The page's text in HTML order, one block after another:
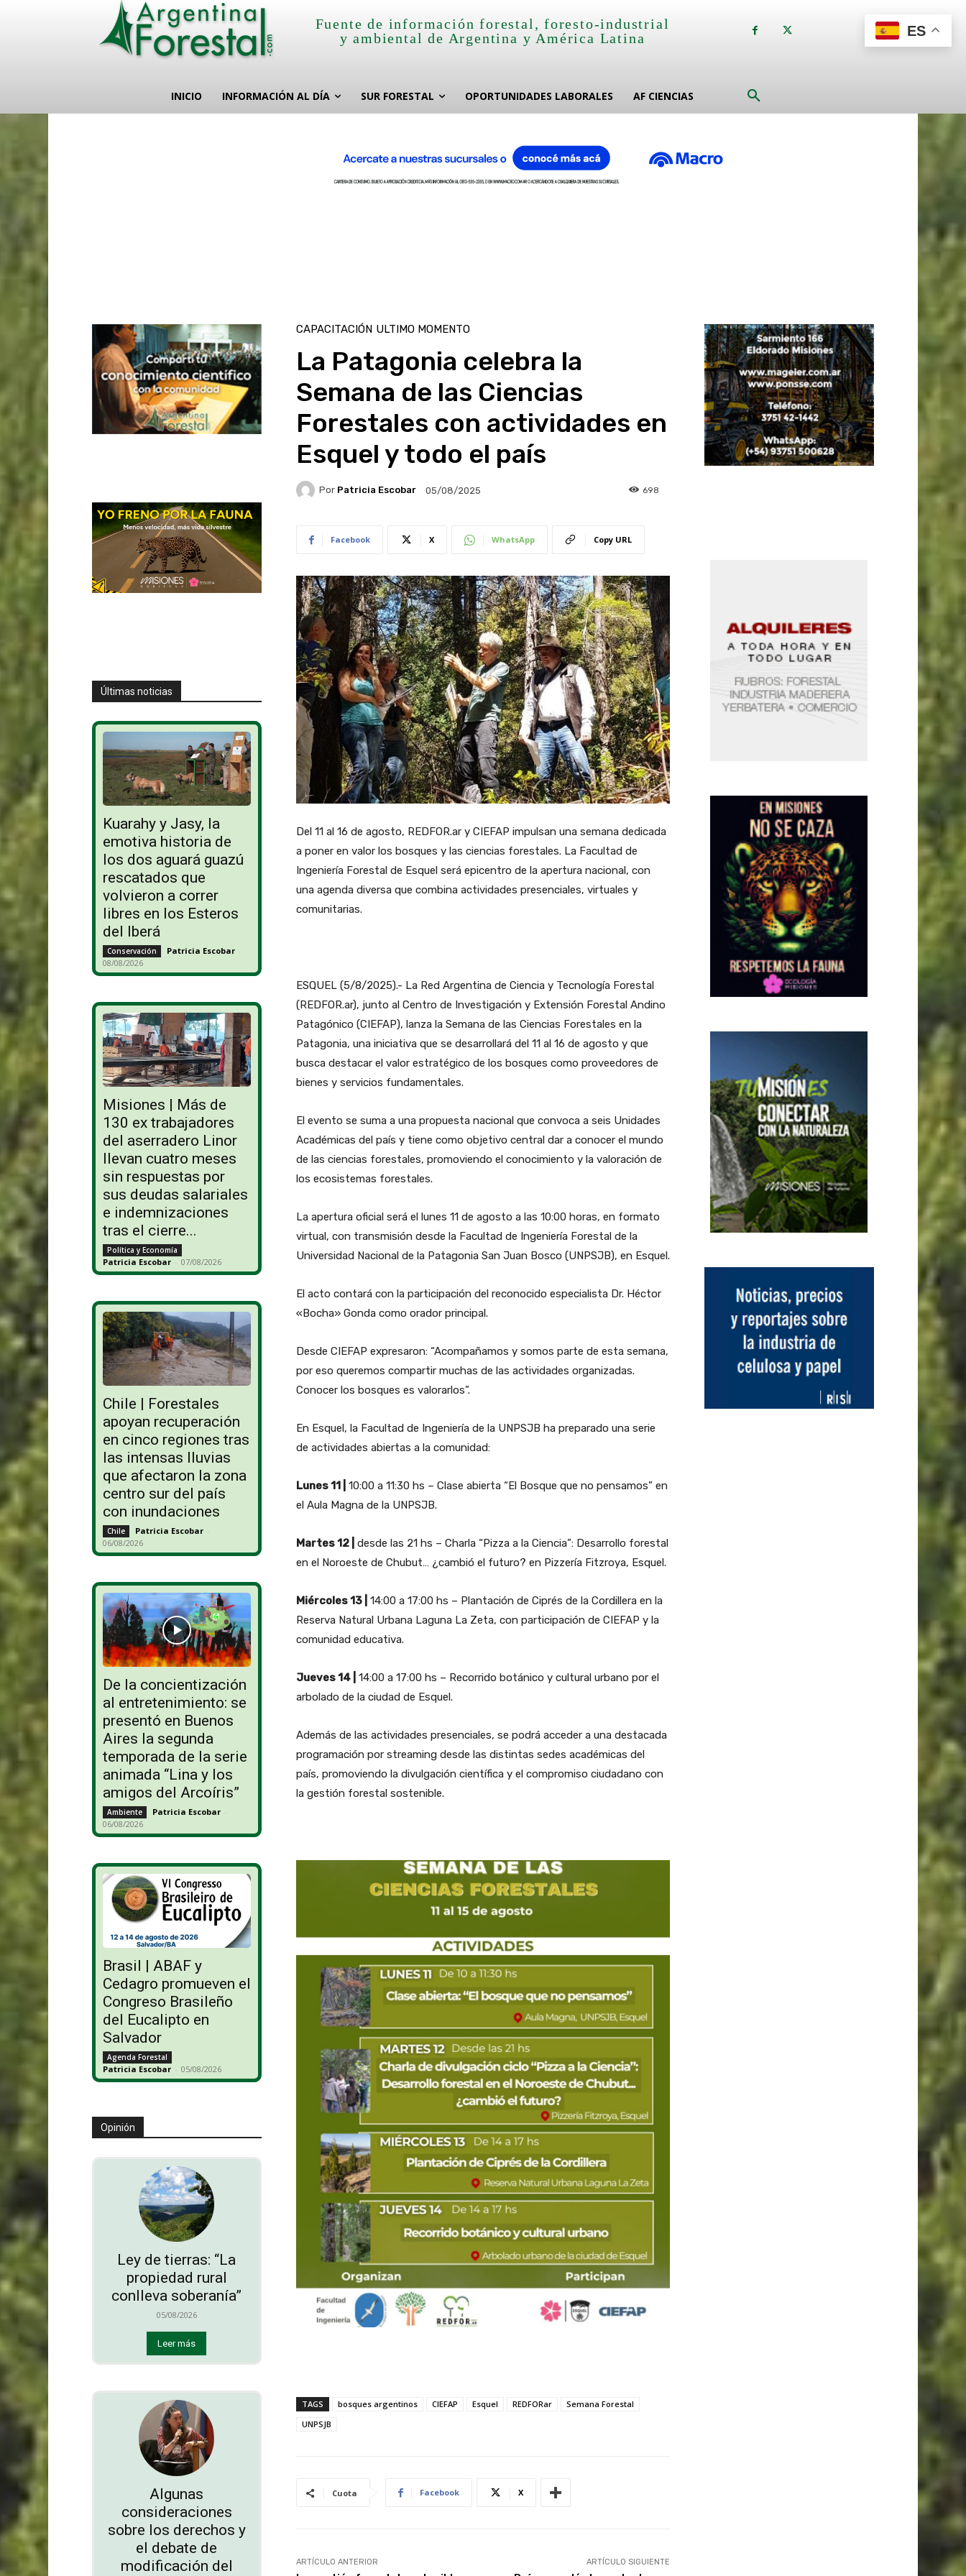
Fuente de información forestal, foresto-industrial
y ambiental de Argentina y América Latina
INICIO INFORMACIÓN AL DÍA SUR FORESTAL OPORTUNIDADES LABORALES AF CIENCIAS
Últimas noticias
Kuarahy y Jasy, la
emotiva historia de
los dos aguará guazú
rescatados que
volvieron a correr
libres en los Esteros
del Iberá
Conservación Patricia Escobar -
08/08/2026
Misiones | Más de
130 ex trabajadores
del aserradero Linor
llevan cuatro meses
sin respuestas por
sus deudas salariales
e indemnizaciones
tras el cierre...
Política y Economía
Patricia Escobar - 07/08/2026
Chile | Forestales
apoyan recuperación
en cinco regiones tras
las intensas lluvias
que afectaron la zona
centro sur del país
con inundaciones
Chile Patricia Escobar -
06/08/2026
De la concientización
al entretenimiento: se
presentó en Buenos
Aires la segunda
temporada de la serie
animada “Lina y los
amigos del Arcoíris”
Ambiente Patricia Escobar -
06/08/2026
Brasil | ABAF y
Cedagro promueven el
Congreso Brasileño
del Eucalipto en
Salvador
Agenda Forestal
Patricia Escobar - 05/08/2026
Opinión
Ley de tierras: “La
propiedad rural
conlleva soberanía”
05/08/2026
Leer más
Algunas
consideraciones
sobre los derechos y
el debate de
modificación del
CAPACITACIÓN ULTIMO MOMENTO
La Patagonia celebra la
Semana de las Ciencias
Forestales con actividades en
Esquel y todo el país
Por Patricia Escobar 05/08/2025 698
Facebook X WhatsApp Copy URL
Del 11 al 16 de agosto, REDFOR.ar y CIEFAP impulsan una semana dedicada
a poner en valor los bosques y las ciencias forestales. La Facultad de
Ingeniería Forestal de Esquel será epicentro de la apertura nacional, con
una agenda diversa que combina actividades presenciales, virtuales y
comunitarias.
ESQUEL (5/8/2025).- La Red Argentina de Ciencia y Tecnología Forestal
(REDFOR.ar), junto al Centro de Investigación y Extensión Forestal Andino
Patagónico (CIEFAP), lanza la Semana de las Ciencias Forestales en la
Patagonia, una iniciativa que se desarrollará del 11 al 16 de agosto y que
busca destacar el valor estratégico de los bosques como proveedores de
bienes y servicios fundamentales.
El evento se suma a una propuesta nacional que convoca a seis Unidades
Académicas del país y tiene como objetivo central dar a conocer el mundo
de las ciencias forestales, promoviendo el conocimiento y la valoración de
los ecosistemas forestales.
La apertura oficial será el lunes 11 de agosto a las 10:00 horas, en formato
virtual, con transmisión desde la Facultad de Ingeniería Forestal de la
Universidad Nacional de la Patagonia San Juan Bosco (UNPSJB), en Esquel.
El acto contará con la participación del reconocido especialista Dr. Héctor
«Bocha» Gonda como orador principal.
Desde CIEFAP expresaron: “Acompañamos y somos parte de esta semana,
por eso queremos compartir muchas de las actividades organizadas.
Conocer los bosques es valorarlos”.
En Esquel, la Facultad de Ingeniería de la UNPSJB ha preparado una serie
de actividades abiertas a la comunidad:
Lunes 11 |
10:00 a 11:30 hs – Clase abierta “El Bosque que no pensamos” en
el Aula Magna de la UNPSJB.
Martes 12 |
desde las 21 hs – Charla “Pizza a la Ciencia”: Desarrollo forestal
en el Noroeste de Chubut… ¿cambió el futuro? en Pizzería Fitzroya, Esquel.
Miércoles 13 |
14:00 a 17:00 hs – Plantación de Ciprés de la Cordillera en la
Reserva Natural Urbana Laguna La Zeta, con participación de CIEFAP y la
comunidad educativa.
Jueves 14 |
14:00 a 17:00 hs – Recorrido botánico y cultural urbano por el
arbolado de la ciudad de Esquel.
Además de las actividades presenciales, se podrá acceder a una destacada
programación por streaming desde las distintas sedes académicas del
país, promoviendo la divulgación científica y el compromiso ciudadano con
la gestión forestal sostenible.
TAGS bosques argentinos CIEFAP Esquel REDFORar
Semana Forestal
UNPSJB
Cuota Facebook X
ARTÍCULO ANTERIOR ARTÍCULO SIGUIENTE
ES